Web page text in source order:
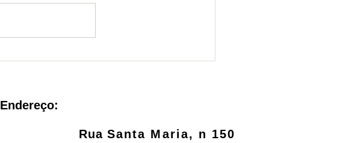
Endereço:
RuaSanta Maria, n 150